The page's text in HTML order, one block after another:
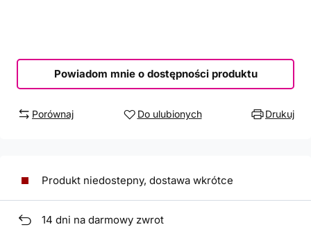
Powiadom mnie o dostępności produktu
Porównaj Do ulubionych Drukuj
Produkt niedostepny, dostawa wkrótce
14 dni na darmowy zwrot